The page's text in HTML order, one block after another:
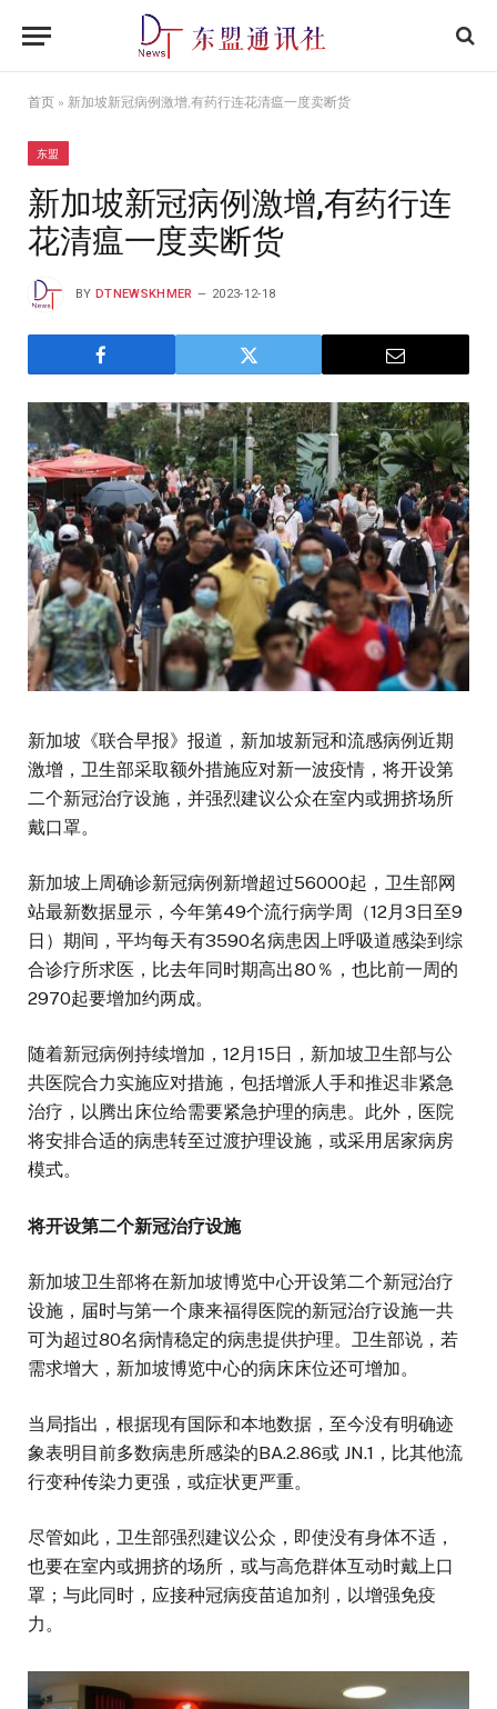
首页 » 新加坡新冠病例激增,有药行连花清瘟一度卖断货
东盟
新加坡新冠病例激增,有药行连
花清瘟一度卖断货
BY DTNEWSKHMER 2023-12-18
新加坡《联合早报》报道，新加坡新冠和流感病例近期
激增，卫生部采取额外措施应对新一波疫情，将开设第
二个新冠治疗设施，并强烈建议公众在室内或拥挤场所
戴口罩。
新加坡上周确诊新冠病例新增超过56000起，卫生部网
站最新数据显示，今年第49个流行病学周（12月3日至9
日）期间，平均每天有3590名病患因上呼吸道感染到综
合诊疗所求医，比去年同时期高出80％，也比前一周的
2970起要增加约两成。
随着新冠病例持续增加，12月15日，新加坡卫生部与公
共医院合力实施应对措施，包括增派人手和推迟非紧急
治疗，以腾出床位给需要紧急护理的病患。此外，医院
将安排合适的病患转至过渡护理设施，或采用居家病房
模式。
将开设第二个新冠治疗设施
新加坡卫生部将在新加坡博览中心开设第二个新冠治疗
设施，届时与第一个康来福得医院的新冠治疗设施一共
可为超过80名病情稳定的病患提供护理。卫生部说，若
需求增大，新加坡博览中心的病床床位还可增加。
当局指出，根据现有国际和本地数据，至今没有明确迹
象表明目前多数病患所感染的BA.2.86或 JN.1，比其他流
行变种传染力更强，或症状更严重。
尽管如此，卫生部强烈建议公众，即使没有身体不适，
也要在室内或拥挤的场所，或与高危群体互动时戴上口
罩；与此同时，应接种冠病疫苗追加剂，以增强免疫
力。